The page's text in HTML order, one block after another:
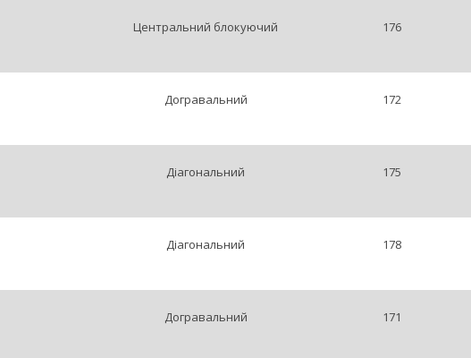
Центральний блокуючий 176
Догравальний 172
Діагональний 175
Діагональний 178
Догравальний 171